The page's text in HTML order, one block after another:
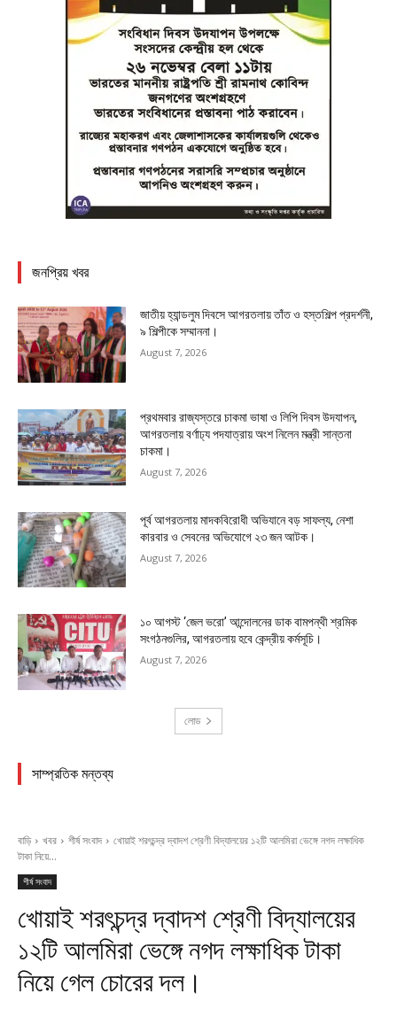
জনপ্রিয় খবর
জাতীয় হ্যান্ডলুম দিবসে আগরতলায় তাঁত ও হস্তশিল্প প্রদর্শনী,
৯ শিল্পীকে সম্মাননা।
August 7, 2026
প্রথমবার রাজ্যস্তরে চাকমা ভাষা ও লিপি দিবস উদযাপন,
আগরতলায় বর্ণাঢ্য পদযাত্রায় অংশ নিলেন মন্ত্রী সান্তনা
চাকমা।
August 7, 2026
পূর্ব আগরতলায় মাদকবিরোধী অভিযানে বড় সাফল্য, নেশা
কারবার ও সেবনের অভিযোগে ২৩ জন আটক।
August 7, 2026
১০ আগস্ট ‘জেল ভরো’ আন্দোলনের ডাক বামপন্থী শ্রমিক
সংগঠনগুলির, আগরতলায় হবে কেন্দ্রীয় কর্মসূচি।
August 7, 2026
লোড
সাম্প্রতিক মন্তব্য